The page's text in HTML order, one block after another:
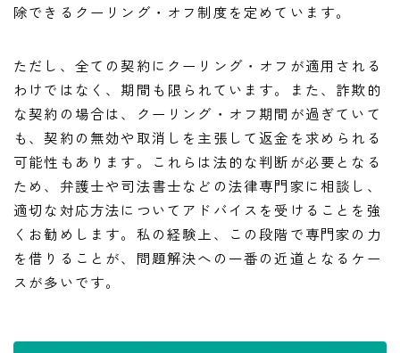
除できるクーリング・オフ制度を定めています。
ただし、全ての契約にクーリング・オフが適用される
わけではなく、期間も限られています。また、詐欺的
な契約の場合は、クーリング・オフ期間が過ぎていて
も、契約の無効や取消しを主張して返金を求められる
可能性もあります。これらは法的な判断が必要となる
ため、弁護士や司法書士などの法律専門家に相談し、
適切な対応方法についてアドバイスを受けることを強
くお勧めします。私の経験上、この段階で専門家の力
を借りることが、問題解決への一番の近道となるケー
スが多いです。